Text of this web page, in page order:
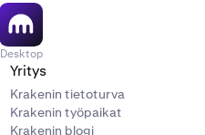
Desktop
Yritys
Krakenin tietoturva
Krakenin työpaikat
Krakenin blogi